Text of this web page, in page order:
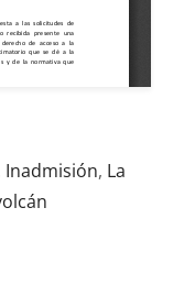
Inadmisión, La